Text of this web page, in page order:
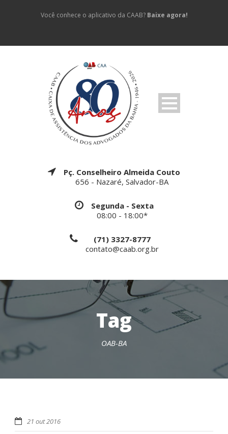
Você conhece o aplicativo da CAAB? Baixe agora!
Pç. Conselheiro Almeida Couto
656 - Nazaré, Salvador-BA
Segunda - Sexta
08:00 - 18:00*
(71) 3327-8777
contato@caab.org.br
Tag
OAB-BA
21 out 2016